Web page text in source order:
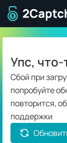
Перейти на
Упс,
Сбой при
попробуйте
повторится,
поддержки